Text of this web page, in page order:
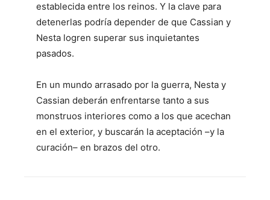
establecida entre los reinos. Y la clave para
detenerlas podría depender de que Cassian y
Nesta logren superar sus inquietantes
pasados.
En un mundo arrasado por la guerra, Nesta y
Cassian deberán enfrentarse tanto a sus
monstruos interiores como a los que acechan
en el exterior, y buscarán la aceptación –y la
curación– en brazos del otro.